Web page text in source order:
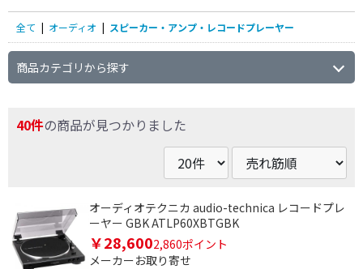
全て | オーディオ | スピーカー・アンプ・レコードプレーヤー
商品カテゴリから探す
40件の商品が見つかりました
オーディオテクニカ audio-technica レコードプレ
ーヤー GBK ATLP60XBTGBK
￥28,6002,860ポイント
メーカーお取り寄せ